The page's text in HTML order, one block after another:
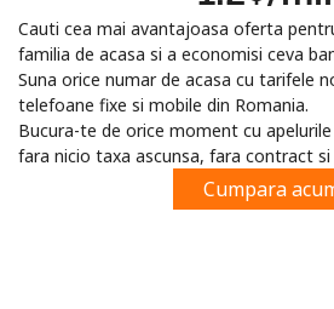
Inregistreaza-te
sau
Cauti cea mai avantajoasa oferta
familia de acasa si a economisi ceva
Suna orice numar de acasa cu tarifele
telefoane fixe si mobile din Romania.
Bucura-te de orice moment cu
fara nicio taxa ascunsa, fara contract si
Cumpara